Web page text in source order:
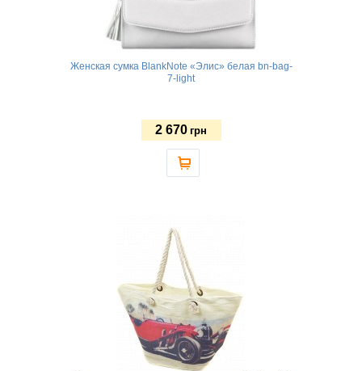
Женская сумка BlankNote «Элис» белая bn-bag-
7-light
2 670 грн